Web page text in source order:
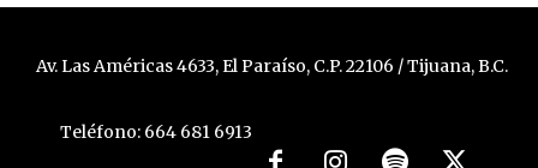
Av. Las Américas 4633, El Paraíso, C.P. 22106 / Tijuana, B.C.
Teléfono: 664 681 6913